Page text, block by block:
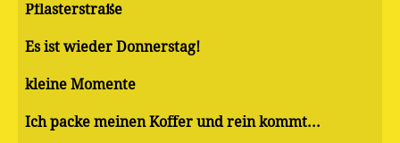
Pflasterstraße
Es ist wieder Donnerstag!
kleine Momente
Ich packe meinen Koffer und rein kommt...